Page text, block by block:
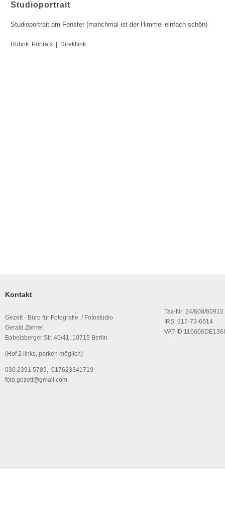
Studioportrait
Studioportrait am Fenster (manchmal ist der Himmel einfach schön)
Rubrik: Porträts Direktlink
Kontakt
Gezett - Büro für Fotografie / Fotostudio
Gerald Zörner
Babelsberger Str. 40/41, 10715 Berlin
(Hof 2 links, parken möglich)
030 2391 5789, 017623341719
foto.gezett@gmail.com
Tax-Nr: 24/608/60913
IRS: 917-73-6614
VAT-
.